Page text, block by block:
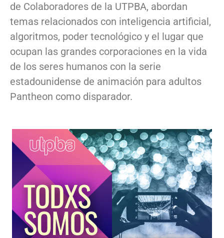
de Colaboradores de la UTPBA, abordan
temas relacionados con inteligencia artificial,
algoritmos, poder tecnológico y el lugar que
ocupan las grandes corporaciones en la vida
de los seres humanos con la serie
estadounidense de animación para adultos
Pantheon como disparador.